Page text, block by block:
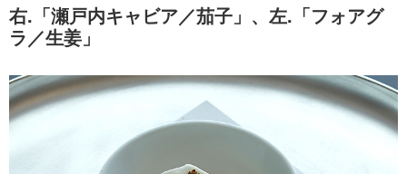
右.「瀬戸内キャビア／茄子」、左.「フォアグ
ラ／生姜」